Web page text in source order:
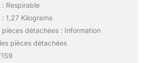
Respirable
: 1,27 Kilograms
détachées : Information
pièces détachées